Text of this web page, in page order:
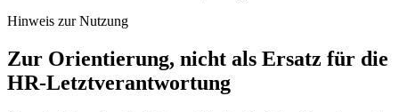
Hinweis zur Nutzung
Zur Orientierung, nicht als Ersatz für die
HR-Letztverantwortung